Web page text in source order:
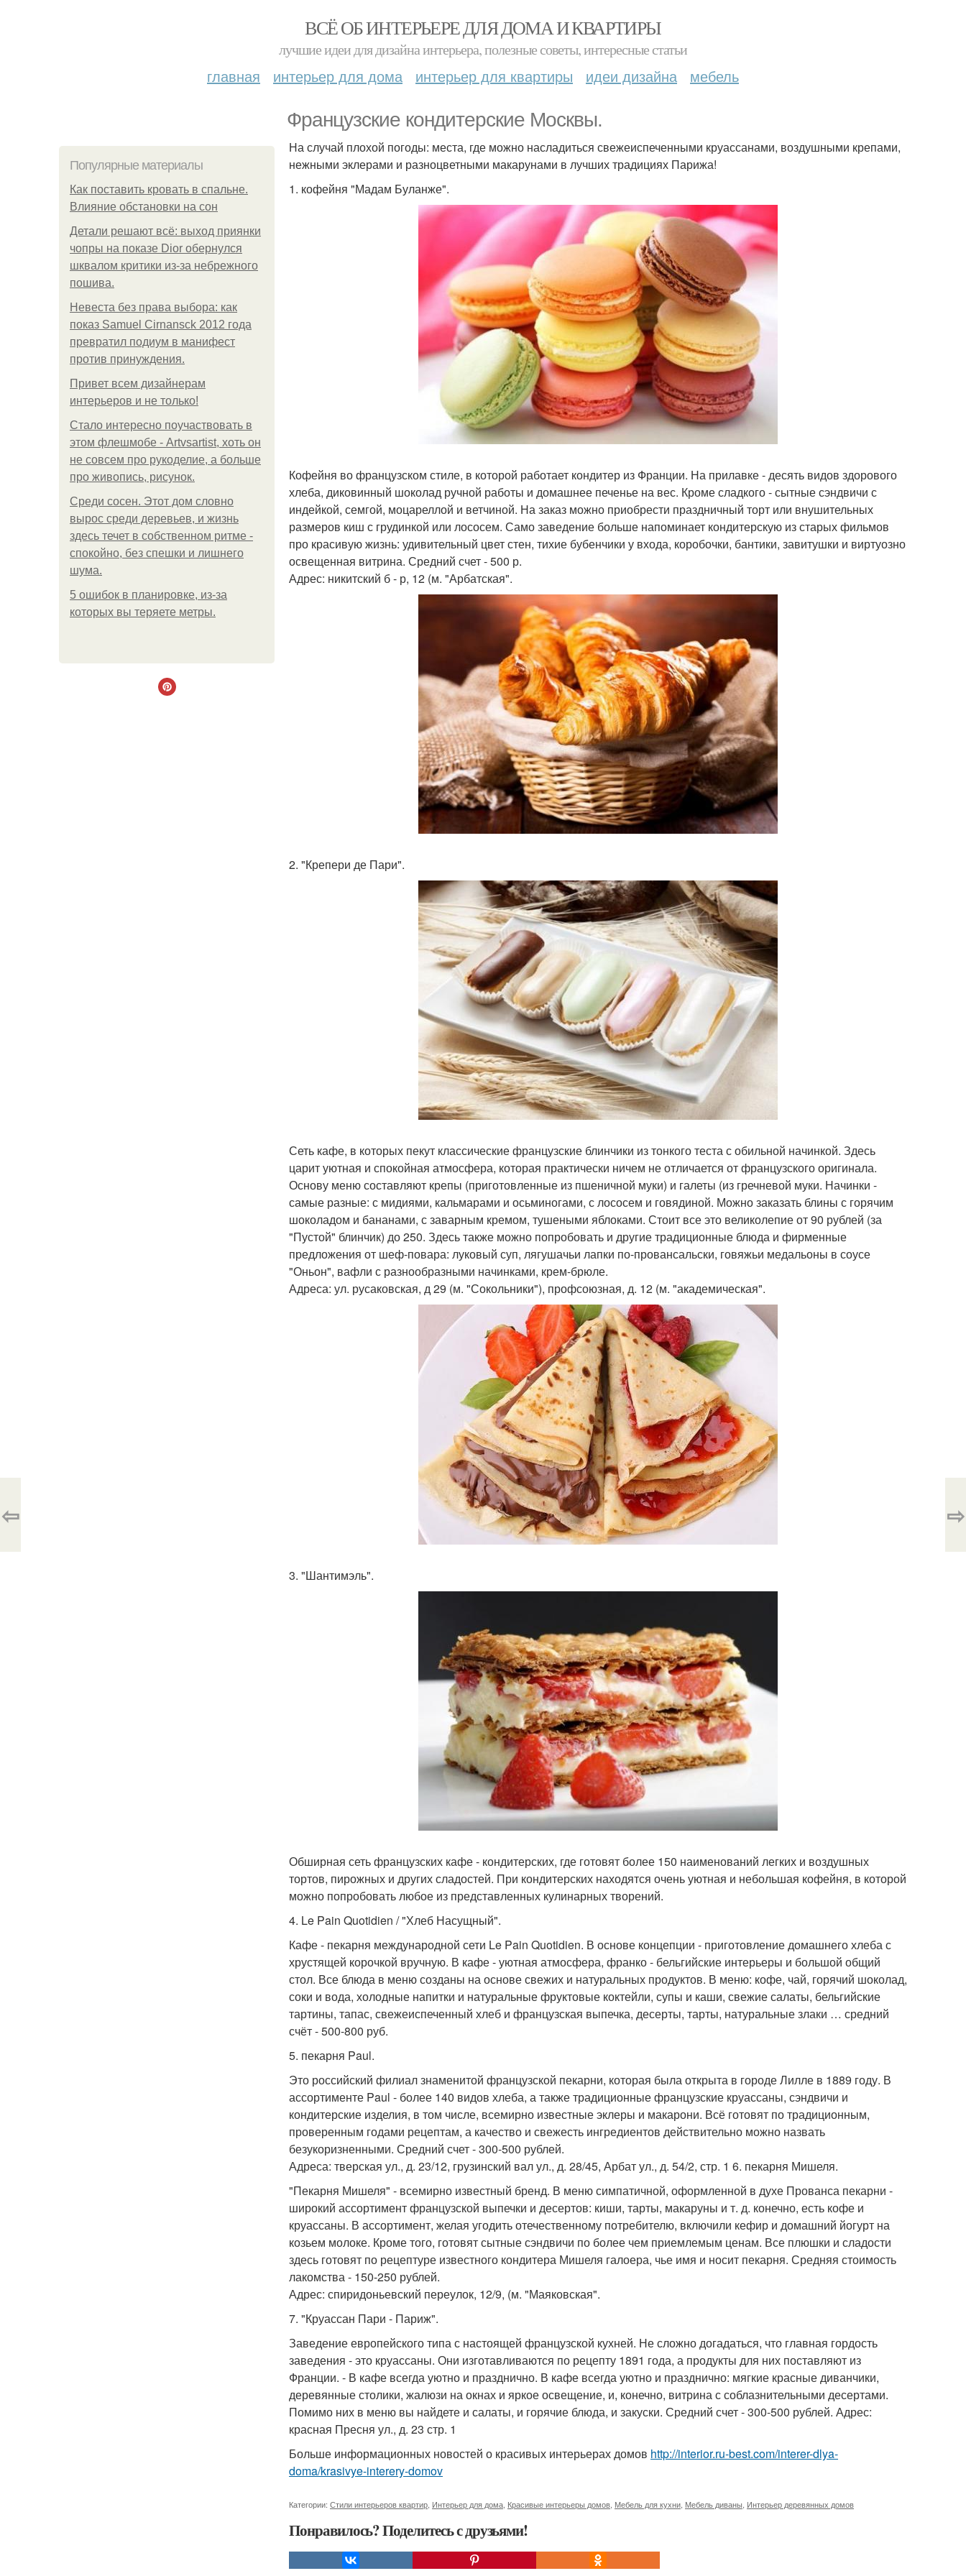
ВСЁ ОБ ИНТЕРЬЕРЕ ДЛЯ ДОМА И КВАРТИРЫ
лучшие идеи для дизайна интерьера, полезные советы, интересные статьи
главная интерьер для дома интерьер для квартиры идеи дизайна мебель
Французские кондитерские Москвы.
Популярные материалы
Как поставить кровать в спальне.
Влияние обстановки на сон
Детали решают всё: выход приянки
чопры на показе Dior обернулся
шквалом критики из-за небрежного
пошива.
Невеста без права выбора: как
показ Samuel Cirnansck 2012 года
превратил подиум в манифест
против принуждения.
Привет всем дизайнерам
интерьеров и не только!
Стало интересно поучаствовать в
этом флешмобе - Artvsartist, хоть он
не совсем про рукоделие, а больше
про живопись, рисунок.
Среди сосен. Этот дом словно
вырос среди деревьев, и жизнь
здесь течет в собственном ритме -
спокойно, без спешки и лишнего
шума.
5 ошибок в планировке, из-за
которых вы теряете метры.
На случай плохой погоды: места, где можно насладиться свежеиспеченными круассанами, воздушными крепами,
нежными эклерами и разноцветными макарунами в лучших традициях Парижа!
1. кофейня "Мадам Буланже".
Кофейня во французском стиле, в которой работает кондитер из Франции. На прилавке - десять видов здорового
хлеба, диковинный шоколад ручной работы и домашнее печенье на вес. Кроме сладкого - сытные сэндвичи с
индейкой, семгой, моцареллой и ветчиной. На заказ можно приобрести праздничный торт или внушительных
размеров киш с грудинкой или лососем. Само заведение больше напоминает кондитерскую из старых фильмов
про красивую жизнь: удивительный цвет стен, тихие бубенчики у входа, коробочки, бантики, завитушки и виртуозно
освещенная витрина. Средний счет - 500 р.
Адрес: никитский б - р, 12 (м. "Арбатская".
2. "Крепери де Пари".
Сеть кафе, в которых пекут классические французские блинчики из тонкого теста с обильной начинкой. Здесь
царит уютная и спокойная атмосфера, которая практически ничем не отличается от французского оригинала.
Основу меню составляют крепы (приготовленные из пшеничной муки) и галеты (из гречневой муки. Начинки -
самые разные: с мидиями, кальмарами и осьминогами, с лососем и говядиной. Можно заказать блины с горячим
шоколадом и бананами, с заварным кремом, тушеными яблоками. Стоит все это великолепие от 90 рублей (за
"Пустой" блинчик) до 250. Здесь также можно попробовать и другие традиционные блюда и фирменные
предложения от шеф-повара: луковый суп, лягушачьи лапки по-провансальски, говяжьи медальоны в соусе
"Оньон", вафли с разнообразными начинками, крем-брюле.
Адреса: ул. русаковская, д 29 (м. "Сокольники"), профсоюзная, д. 12 (м. "академическая".
3. "Шантимэль".
Обширная сеть французских кафе - кондитерских, где готовят более 150 наименований легких и воздушных
тортов, пирожных и других сладостей. При кондитерских находятся очень уютная и небольшая кофейня, в которой
можно попробовать любое из представленных кулинарных творений.
4. Le Pain Quotidien / "Хлеб Насущный".
Кафе - пекарня международной сети Le Pain Quotidien. В основе концепции - приготовление домашнего хлеба с
хрустящей корочкой вручную. В кафе - уютная атмосфера, франко - бельгийские интерьеры и большой общий
стол. Все блюда в меню созданы на основе свежих и натуральных продуктов. В меню: кофе, чай, горячий шоколад,
соки и вода, холодные напитки и натуральные фруктовые коктейли, супы и каши, свежие салаты, бельгийские
тартины, тапас, свежеиспеченный хлеб и французская выпечка, десерты, тарты, натуральные злаки … средний
счёт - 500-800 руб.
5. пекарня Paul.
Это российский филиал знаменитой французской пекарни, которая была открыта в городе Лилле в 1889 году. В
ассортименте Paul - более 140 видов хлеба, а также традиционные французские круассаны, сэндвичи и
кондитерские изделия, в том числе, всемирно известные эклеры и макарони. Всё готовят по традиционным,
проверенным годами рецептам, а качество и свежесть ингредиентов действительно можно назвать
безукоризненными. Средний счет - 300-500 рублей.
Адреса: тверская ул., д. 23/12, грузинский вал ул., д. 28/45, Арбат ул., д. 54/2, стр. 1 6. пекарня Мишеля.
"Пекарня Мишеля" - всемирно известный бренд. В меню симпатичной, оформленной в духе Прованса пекарни -
широкий ассортимент французской выпечки и десертов: киши, тарты, макаруны и т. д. конечно, есть кофе и
круассаны. В ассортимент, желая угодить отечественному потребителю, включили кефир и домашний йогурт на
козьем молоке. Кроме того, готовят сытные сэндвичи по более чем приемлемым ценам. Все плюшки и сладости
здесь готовят по рецептуре известного кондитера Мишеля галоера, чье имя и носит пекарня. Средняя стоимость
лакомства - 150-250 рублей.
Адрес: спиридоньевский переулок, 12/9, (м. "Маяковская".
7. "Круассан Пари - Париж".
Заведение европейского типа с настоящей французской кухней. Не сложно догадаться, что главная гордость
заведения - это круассаны. Они изготавливаются по рецепту 1891 года, а продукты для них поставляют из
Франции. - В кафе всегда уютно и празднично. В кафе всегда уютно и празднично: мягкие красные диванчики,
деревянные столики, жалюзи на окнах и яркое освещение, и, конечно, витрина с соблазнительными десертами.
Помимо них в меню вы найдете и салаты, и горячие блюда, и закуски. Средний счет - 300-500 рублей. Адрес:
красная Пресня ул., д. 23 стр. 1
Больше информационных новостей о красивых интерьерах домов http://interior.ru-best.com/interer-dlya-
doma/krasivye-interery-domov
Категории: Стили интерьеров квартир Интерьер для дома Красивые интерьеры домов Мебель для кухни Мебель диваны Интерьер деревянных домов
Понравилось? Поделитесь с друзьями!
⇦ ⇨